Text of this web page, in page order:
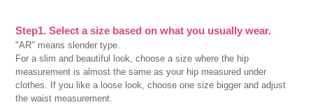
Step1. Select a size based on what you usually wear.
"AR" means slender type.
For a slim and beautiful look, choose a size where the hip
measurement is almost the same as your hip measured under
clothes. If you like a loose look, choose one size bigger and adjust
the waist measurement.